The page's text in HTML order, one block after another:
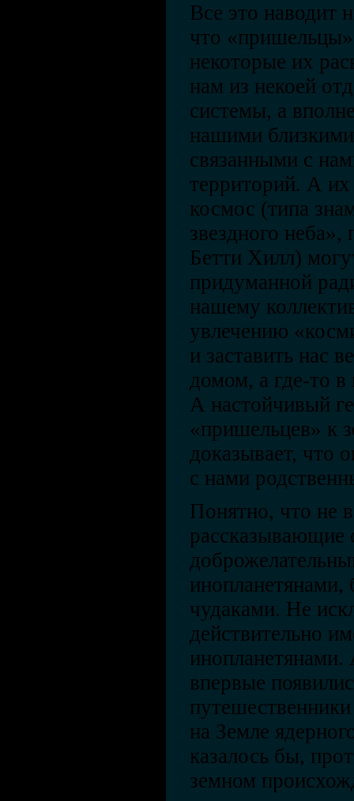
Все это наводит
что
некоторые их
нам из некоей
системы, а
нашими
связанными с
территорий. А
космос (типа
звездного неба»,
Бетти Хилл)
придуманной
нашему
увлечению
и заставить нас
домом, а где-то
А настойчивый
«пришельцев» к
доказывает, что
с нами
Понятно, что не
рассказывающие
чудаками. Не
действительно
инопланетянами.
впервые
на Земле
казалось бы,
земном